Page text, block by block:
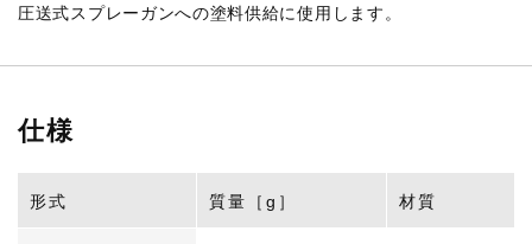
圧送式スプレーガンへの塗料供給に使用します。
仕様
形式 質量［g］ 材質